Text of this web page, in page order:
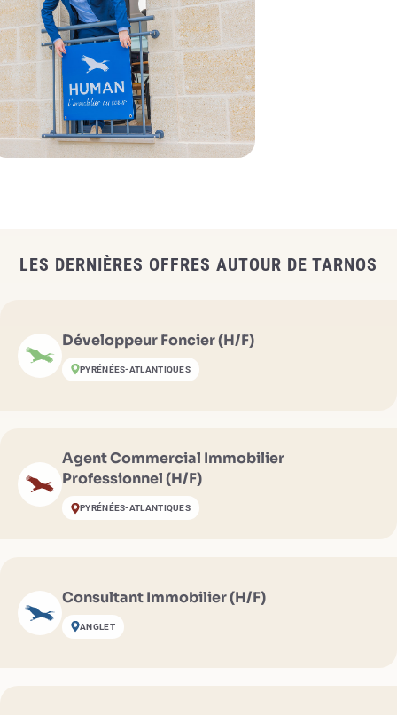
LES DERNIÈRES OFFRES AUTOUR DE TARNOS
Développeur Foncier (H/F)
PYRÉNÉES-ATLANTIQUES
Agent Commercial Immobilier
Professionnel (H/F)
PYRÉNÉES-ATLANTIQUES
Consultant Immobilier (H/F)
ANGLET